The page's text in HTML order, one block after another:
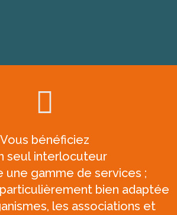
Vous bénéficiez
seul interlocuteur
une gamme de services ;
bien adaptée
les associations et